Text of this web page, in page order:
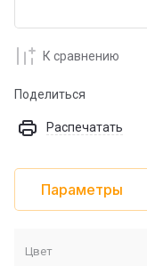
К сравнению
Поделиться
Распечатать
Параметры
Цвет